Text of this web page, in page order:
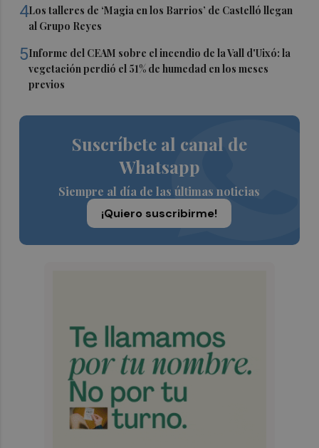
4Los talleres de ‘Magia en los Barrios’ de Castelló llegan
al Grupo Reyes
5Informe del CEAM sobre el incendio de la Vall d'Uixó: la
vegetación perdió el 51% de humedad en los meses
previos
Suscríbete al canal de
Whatsapp
Siempre al día de las últimas noticias
¡Quiero suscribirme!